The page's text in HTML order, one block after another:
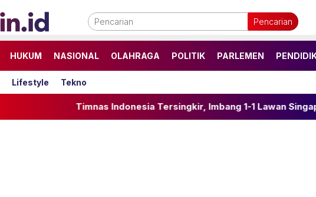
Pencarian
HUKUM NASIONAL OLAHRAGA POLITIK PARLEMEN
Lifestyle Tekno
Timnas Indonesia Tersingkir, Imbang 1-1 Lawan Singapura di Laga